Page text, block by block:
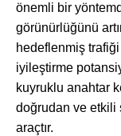
önemli bir
görünürlüğünü
hedeflenmiş trafiği
iyileştirme
kuyruklu anahtar
doğrudan ve etkili
araçtır.